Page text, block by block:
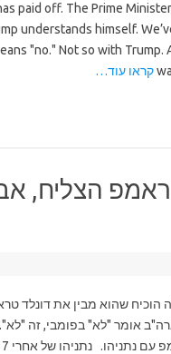
paid off. The Prime
understands himself.
"no." Not so with Trump.
קראו עוד…
הצליח,
הוכיח שהוא מבין את דונלד
אומר "לא" בפומבי, זה "לא".
נתניהו של אחרי 7 באוקטובר נמצא